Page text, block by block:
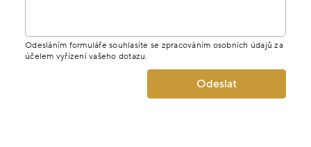
Odesláním formuláře souhlasíte se zpracováním osobních údajů za
účelem vyřízení vašeho dotazu.
Odeslat